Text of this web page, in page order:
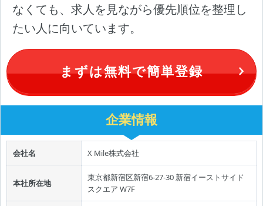
なくても、求人を見ながら優先順位を整理し
たい人に向いています。
まずは無料で簡単登録
企業情報
会社名 X Mile株式会社
本社所在地
東京都新宿区新宿6-27-30 新宿イーストサイド
スクエア W7F